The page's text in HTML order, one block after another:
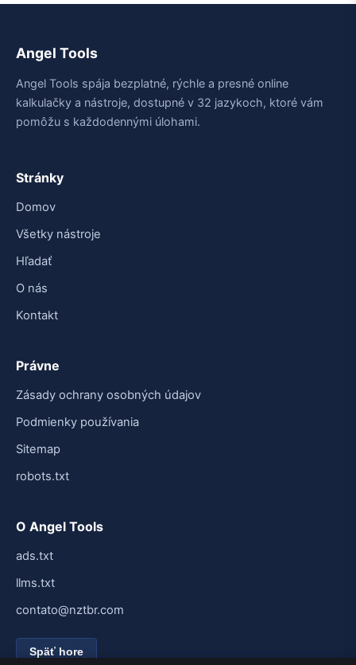
Angel Tools
Angel Tools spája bezplatné, rýchle a presné online
kalkulačky a nástroje, dostupné v 32 jazykoch, ktoré vám
pomôžu s každodennými úlohami.
Stránky
Domov
Všetky nástroje
Hľadať
O nás
Kontakt
Právne
Zásady ochrany osobných údajov
Podmienky používania
Sitemap
robots.txt
O Angel Tools
ads.txt
llms.txt
contato@nztbr.com
Späť hore